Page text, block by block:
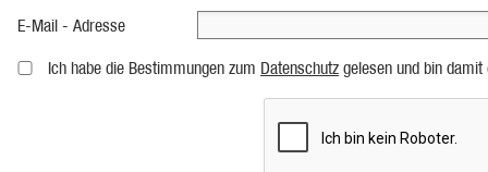
E-Mail - Adresse
Ich habe die Bestimmungen zum Datenschutz gelesen und bin